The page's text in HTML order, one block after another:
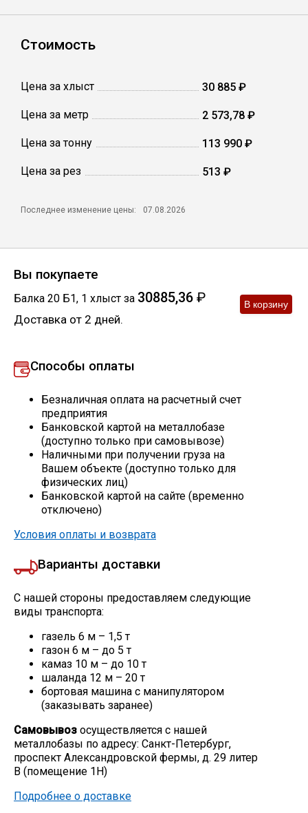
Винтовые сваи
Сетка кладочная
Круги абразивные
Скобо-гибочные изделия
Стоимость
Цена за хлыст 30 885 ₽
Цена за метр 2 573,78 ₽
Цена за тонну 113 990 ₽
Цена за рез 513 ₽
Последнее изменение цены: 07.08.2026
Вы покупаете
Балка 20 Б1, 1 хлыст за 30885,36 ₽
Доставка от 2 дней.
Способы оплаты
Безналичная оплата на расчетный счет
предприятия
Банковской картой на металлобазе
(доступно только при самовывозе)
Наличными при получении груза на
Вашем объекте (доступно только для
физических лиц)
Банковской картой на сайте (временно
отключено)
Условия оплаты и возврата
Варианты доставки
С нашей стороны предоставляем следующие
виды транспорта:
газель 6 м – 1,5 т
газон 6 м – до 5 т
камаз 10 м – до 10 т
шаланда 12 м – 20 т
бортовая машина с манипулятором
(заказывать заранее)
Самовывоз осуществляется с нашей
металлобазы по адресу: Санкт-Петербург,
проспект Александровской фермы, д. 29 литер
В (помещение 1Н)
Подробнее о доставке